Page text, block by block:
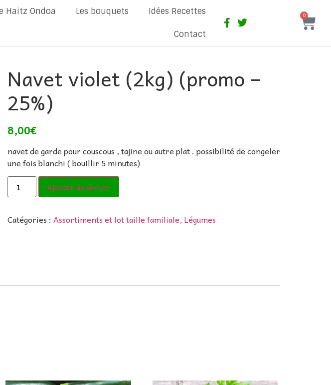
Haitz Ondoa Les bouquets Idées Recettes
Contact
0
Navet violet (2kg) (promo –
25%)
8,00€
navet de garde pour couscous , tajine ou autre plat . possibilité de congeler
une fois blanchi ( bouillir 5 minutes)
Ajouter au panier
Catégories : Assortiments et lot taille familiale, Légumes